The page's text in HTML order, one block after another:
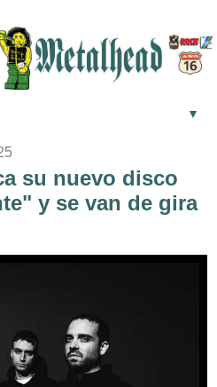
▼
su nuevo disco
y se van de gira